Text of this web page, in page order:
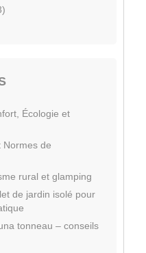
Écologie et
Normes de
rural et glamping
de jardin isolé pour
tonneau – conseils